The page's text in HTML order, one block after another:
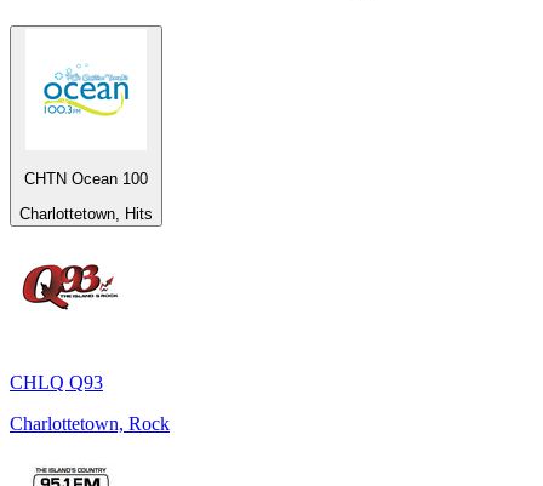
CHTN Ocean 100
Charlottetown, Hits
CHLQ Q93
Charlottetown, Rock